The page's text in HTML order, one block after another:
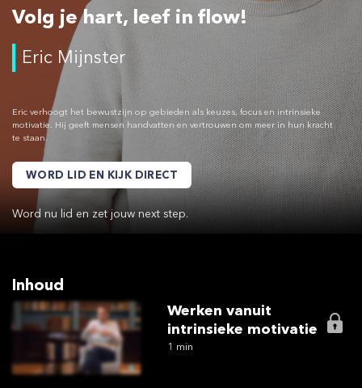
Volg je hart, leef in flow!
Eric Mijnster
Eric verhoogt het bewustzijn op gebieden als keuzes, focus en intrinsieke
motivatie. Hij geeft mensen handvatten en vertrouwen om meer in hun kracht
te staan.
WORD LID EN KIJK DIRECT
Word nu lid en zet jouw next step.
Inhoud
Werken vanuit
intrinsieke motivatie
1 min